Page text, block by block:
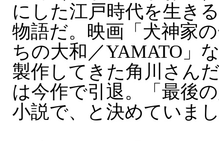
にした江戸時代を生き
物語だ。映画「犬神家
ちの大和／YAMATO」
製作してきた角川さん
は今作で引退。「最後
小説で、と決めていま